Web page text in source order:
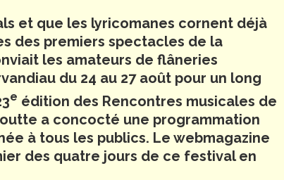
et que les lyricomanes cornent déjà
des premiers spectacles de la
les amateurs de flâneries
du 24 au 27 août pour un long
e édition des Rencontres musicales de
a concocté une programmation
à tous les publics. Le webmagazine
des quatre jours de ce festival en